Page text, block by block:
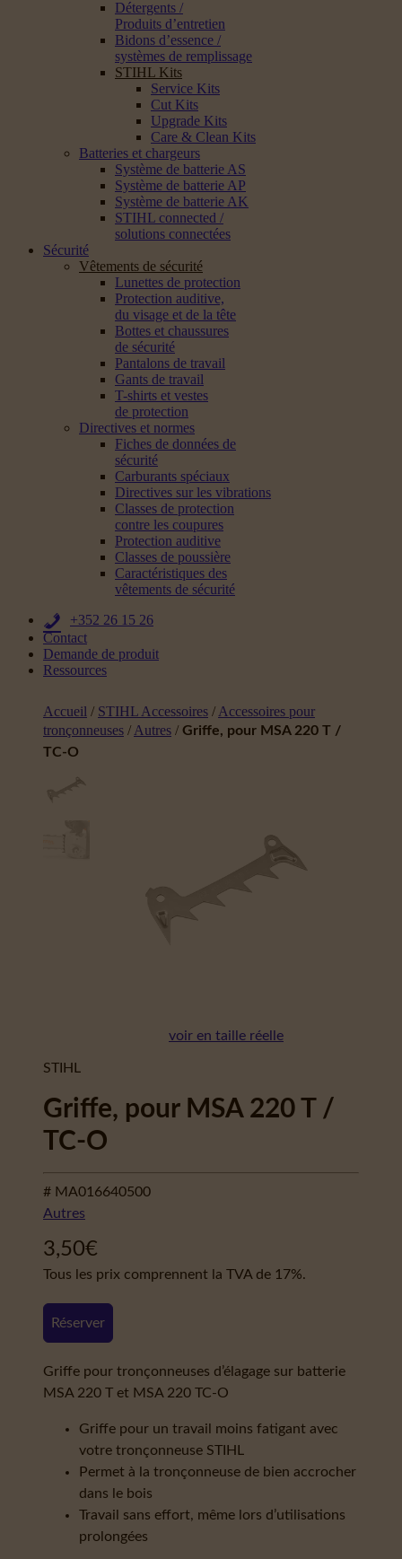
Détergents /
Produits d’entretien
Bidons d’essence /
systèmes de remplissage
STIHL Kits
Service Kits
Cut Kits
Upgrade Kits
Care & Clean Kits
Batteries et chargeurs
Système de batterie AS
Système de batterie AP
Système de batterie AK
STIHL connected /
solutions connectées
Sécurité
Vêtements de sécurité
Lunettes de protection
Protection auditive,
du visage et de la tête
Bottes et chaussures
de sécurité
Pantalons de travail
Gants de travail
T-shirts et vestes
de protection
Directives et normes
Fiches de données de
sécurité
Carburants spéciaux
Directives sur les vibrations
Classes de protection
contre les coupures
Protection auditive
Classes de poussière
Caractéristiques des
vêtements de sécurité
+352 26 15 26
Contact
Demande de produit
Ressources
Accueil / STIHL Accessoires / Accessoires pour
tronçonneuses / Autres / Griffe, pour MSA 220 T /
TC-O
voir en taille réelle
STIHL
Griffe, pour MSA 220 T /
TC-O
# MA016640500
Autres
3,50€
Tous les prix comprennent la TVA de 17%.
Réserver
Griffe pour tronçonneuses d’élagage sur batterie
MSA 220 T et MSA 220 TC-O
Griffe pour un travail moins fatigant avec
votre tronçonneuse STIHL
Permet à la tronçonneuse de bien accrocher
dans le bois
Travail sans effort, même lors d’utilisations
prolongées